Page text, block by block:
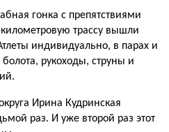
гонка с препятствиями
трассу вышли
индивидуально, в парах и
рукоходы, струны и
Ирина Кудринская
раз. И уже второй раз этот